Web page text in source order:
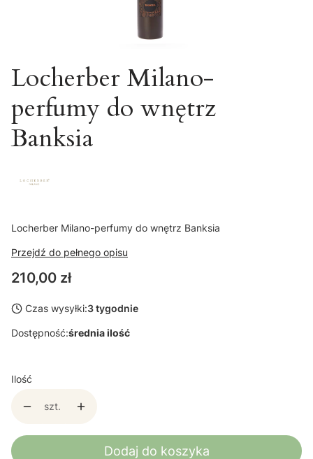
Locherber Milano-
perfumy do wnętrz
Banksia
Locherber Milano-perfumy do wnętrz Banksia
Przejdź do pełnego opisu
Cena
210,00 zł
Czas wysyłki:3 tygodnie
Dostępność:średnia ilość
Ilość
szt.
Dodaj do koszyka